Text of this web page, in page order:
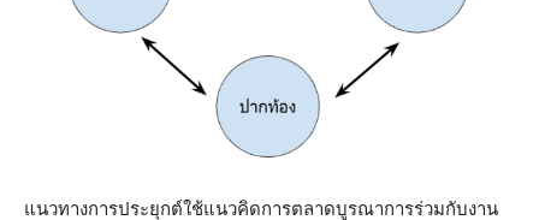
แนวทางการประยุกต์ใช้แนวคิดการตลาดบูรณาการร่วมกับงาน